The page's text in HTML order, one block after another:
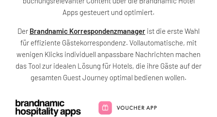
Apps gesteuert und optimiert.
Der Brandnamic Korrespondenzmanager ist die erste Wahl
für effiziente Gästekorrespondenz. Vollautomatische, mit
wenigen Klicks individuell anpassbare Nachrichten machen
das Tool zur idealen Lösung für Hotels, die ihre Gäste auf der
gesamten Guest Journey optimal bedienen wollen.